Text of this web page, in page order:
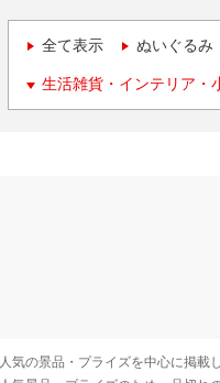
全て表示 ぬいぐるみ
生活雑貨・インテリア・